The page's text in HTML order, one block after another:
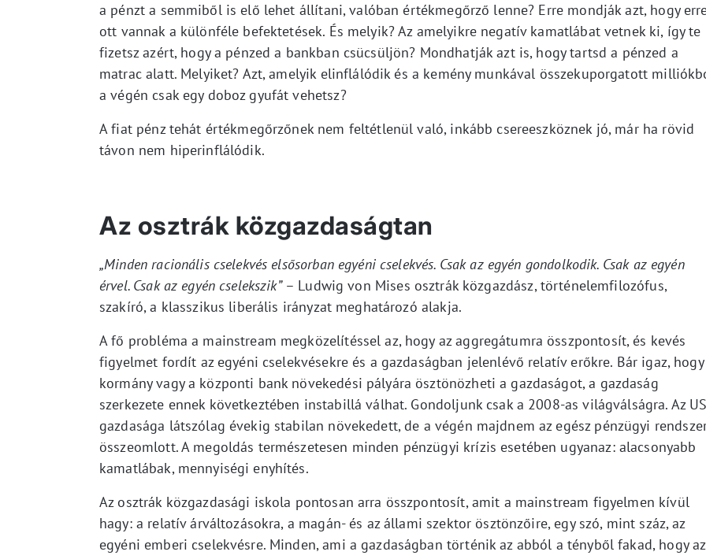
a pénzt a semmiből is elő lehet állítani, valóban értékmegőrző lenne? Erre mondják azt, hogy
ott vannak a különféle befektetések. És melyik? Az amelyikre negatív kamatlábat vetnek ki, így te
fizetsz azért, hogy a pénzed a bankban csücsüljön? Mondhatják azt is, hogy tartsd a pénzed a
matrac alatt. Melyiket? Azt, amelyik elinflálódik és a kemény munkával összekuporgatott
a végén csak egy doboz gyufát vehetsz?
A fiat pénz tehát értékmegőrzőnek nem feltétlenül való, inkább csereeszköznek jó, már ha rövid
távon nem hiperinflálódik.
Az osztrák közgazdaságtan
„Minden racionális cselekvés elsősorban egyéni cselekvés. Csak az egyén gondolkodik. Csak az egyén
érvel. Csak az egyén cselekszik”– Ludwig von Mises osztrák közgazdász, történelemfilozófus,
szakíró, a klasszikus liberális irányzat meghatározó alakja.
A fő probléma a mainstream megközelítéssel az, hogy az aggregátumra összpontosít, és kevés
figyelmet fordít az egyéni cselekvésekre és a gazdaságban jelenlévő relatív erőkre. Bár igaz,
kormány vagy a központi bank növekedési pályára ösztönözheti a gazdaságot, a gazdaság
szerkezete ennek következtében instabillá válhat. Gondoljunk csak a 2008-as világválságra. Az
gazdasága látszólag évekig stabilan növekedett, de a végén majdnem az egész pénzügyi
összeomlott. A megoldás természetesen minden pénzügyi krízis esetében ugyanaz: alacsonyabb
kamatlábak, mennyiségi enyhítés.
Az osztrák közgazdasági iskola pontosan arra összpontosít, amit a mainstream figyelmen kívül
hagy: a relatív árváltozásokra, a magán- és az állami szektor ösztönzőire, egy szó, mint száz, az
egyéni emberi cselekvésre. Minden, ami a gazdaságban történik az abból a tényből fakad, hogy az